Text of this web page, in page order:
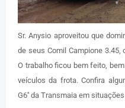
Sr. Anysio aproveitou que
de seus Comil Campione
O trabalho ficou bem feito,
veículos da frota. Confira
G6'' da Transmaia em